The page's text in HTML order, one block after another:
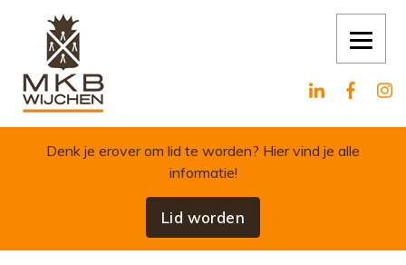
Skip to content
Denk je erover om lid te worden? Hier vind je alle
informatie!
Lid worden